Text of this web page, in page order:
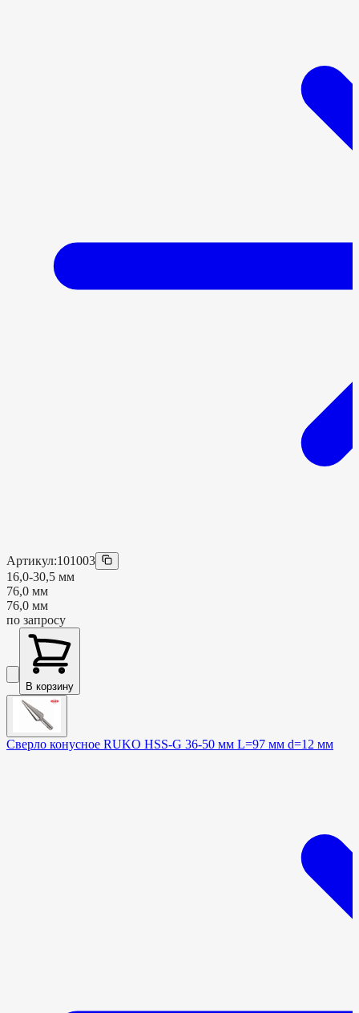
Артикул:101003
16,0-30,5 мм
76,0 мм
76,0 мм
по запросу
В корзину
Сверло конусное RUKO HSS-G 36-50 мм L=97 мм d=12 мм